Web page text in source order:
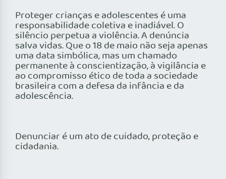
Proteger crianças e adolescentes é uma
responsabilidade coletiva e inadiável. O
silêncio perpetua a violência. A denúncia
salva vidas. Que o 18 de maio não seja apenas
uma data simbólica, mas um chamado
permanente à conscientização, à vigilância e
ao compromisso ético de toda a sociedade
brasileira com a defesa da infância e da
adolescência.
Denunciar é um ato de cuidado, proteção e
cidadania.